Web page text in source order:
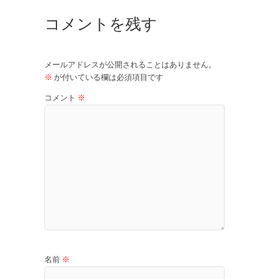
コメントを残す
メールアドレスが公開されることはありません。
※ が付いている欄は必須項目です
コメント ※
名前 ※